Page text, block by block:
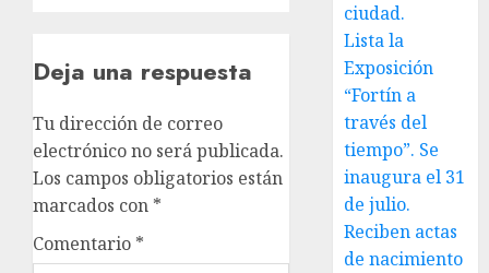
Deja una respuesta
Tu dirección de correo
electrónico no será publicada.
Los campos obligatorios están
marcados con *
Comentario *
ciudad.
Lista la
Exposición
“Fortín a
través del
tiempo”. Se
inaugura el 31
de julio.
Reciben actas
de nacimiento